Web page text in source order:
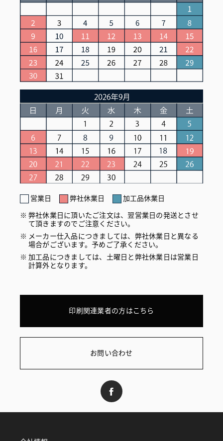
営業日 弊社休業日
加工品休業日
弊社休業日に頂いたご注文は、翌営業日の発送とさせ
て頂きますのでご注意ください。
メーカー仕入品につきましては、弊社休業日と異なる
場合がございます。予めご了承ください。
加工品につきましては、土曜日と弊社休業日は営業日
計算外となります。
印刷関連業者の方はこちら
お問い合わせ